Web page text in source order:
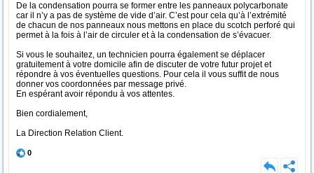
De la condensation pourra se former entre les panneaux polycarbonate
car il n’y a pas de système de vide d’air. C’est pour cela qu’à l’extrémité
de chacun de nos panneaux nous mettons en place du scotch perforé qui
permet à la fois à l’air de circuler et à la condensation de s’évacuer.
Si vous le souhaitez, un technicien pourra également se déplacer
gratuitement à votre domicile afin de discuter de votre futur projet et
répondre à vos éventuelles questions. Pour cela il vous suffit de nous
donner vos coordonnées par message privé.
En espérant avoir répondu à vos attentes.
Bien cordialement,
La Direction Relation Client.
0